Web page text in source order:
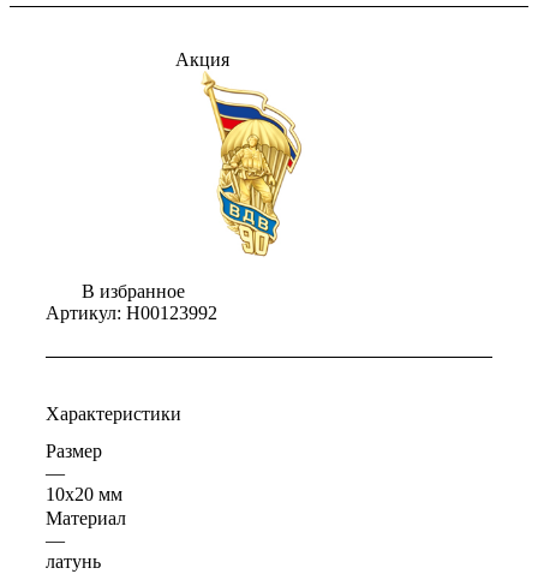
Акция
В избранное
Артикул: Н00123992
Характеристики
Размер
—
10х20 мм
Материал
—
латунь